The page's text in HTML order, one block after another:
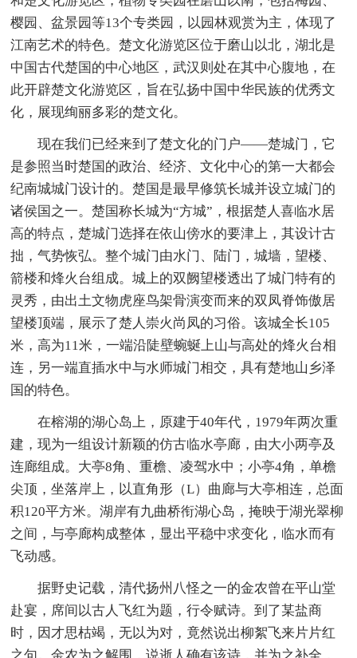
樱园、盆景园等13个专类园，以园林观赏为主，体现了
江南艺术的特色。楚文化游览区位于磨山以北，湖北是
中国古代楚国的中心地区，武汉则处在其中心腹地，在
此开辟楚文化游览区，旨在弘扬中国中华民族的优秀文
化，展现绚丽多彩的楚文化。
现在我们已经来到了楚文化的门户——楚城门，它
是参照当时楚国的政治、经济、文化中心的第一大都会
纪南城城门设计的。楚国是最早修筑长城并设立城门的
诸侯国之一。楚国称长城为“方城”，根据楚人喜临水居
高的特点，楚城门选择在依山傍水的要津上，其设计古
拙，气势恢弘。整个城门由水门、陆门，城墙，望楼、
箭楼和烽火台组成。城上的双阙望楼透出了城门特有的
灵秀，由出土文物虎座鸟架骨演变而来的双凤脊饰傲居
望楼顶端，展示了楚人崇火尚凤的习俗。该城全长105
米，高为11米，一端沿陡壁蜿蜒上山与高处的烽火台相
连，另一端直插水中与水师城门相交，具有楚地山乡泽
国的特色。
在榕湖的湖心岛上，原建于40年代，1979年两次重
建，现为一组设计新颖的仿古临水亭廊，由大小两亭及
连廊组成。大亭8角、重檐、凌驾水中；小亭4角，单檐
尖顶，坐落岸上，以直角形（L）曲廊与大亭相连，总面
积120平方米。湖岸有九曲桥衔湖心岛，掩映于湖光翠柳
之间，与亭廊构成整体，显出平稳中求变化，临水而有
飞动感。
据野史记载，清代扬州八怪之一的金农曾在平山堂
赴宴，席间以古人飞红为题，行令赋诗。到了某盐商
时，因才思枯竭，无以为对，竟然说出柳絮飞来片片红